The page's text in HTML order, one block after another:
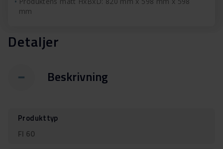
mm
Detaljer
Beskrivning
Produkttyp
FI 60